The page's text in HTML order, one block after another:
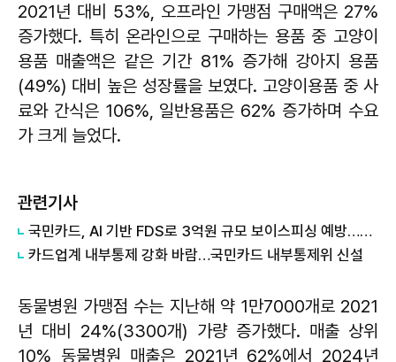
2021년 대비 53%, 오프라인 가맹점 구매액은 27%
증가했다. 특히 온라인으로 구매하는 용품 중 고양이
용품 매출액은 같은 기간 81% 증가해 강아지 용품
(49%) 대비 높은 성장률을 보였다. 고양이용품 중 사
료와 간식은 106%, 일반용품은 62% 증가하며 수요
가 크게 늘었다.
관련기사
국민카드, AI 기반 FDS로 3억원 규모 보이스피싱 예방…고객 상담도 고도화
카드업계 내부통제 강화 바람…국민카드 내부통제위 신설
동물병원 가맹점 수는 지난해 약 1만7000개로 2021
년 대비 24%(3300개) 가량 증가했다. 매출 상위
10% 동물병원 매출은 2021년 62%에서 2024년